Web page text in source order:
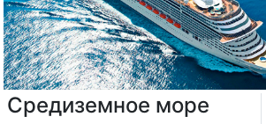
Средиземное море